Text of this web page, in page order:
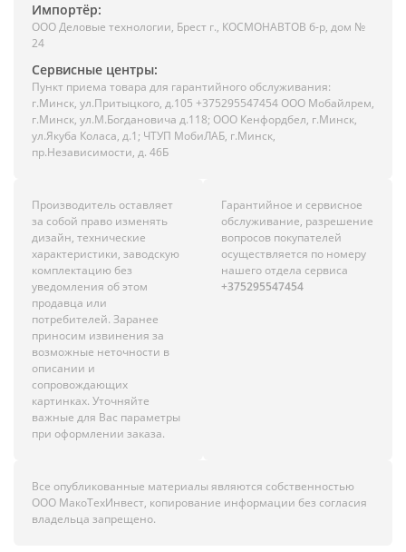
Импортёр:
ООО Деловые технологии, Брест г., КОСМОНАВТОВ б-р, дом №
24
Сервисные центры:
Пункт приема товара для гарантийного обслуживания:
г.Минск, ул.Притыцкого, д.105 +375295547454 ООО Мобайлрем,
г.Минск, ул.М.Богдановича д.118; ООО Кенфордбел, г.Минск,
ул.Якуба Коласа, д.1; ЧТУП МобиЛАБ, г.Минск,
пр.Независимости, д. 46Б
Производитель оставляет
за собой право изменять
дизайн, технические
характеристики, заводскую
комплектацию без
уведомления об этом
продавца или
потребителей. Заранее
приносим извинения за
возможные неточности в
описании и
сопровождающих
картинках. Уточняйте
важные для Вас параметры
при оформлении заказа.
Гарантийное и сервисное
обслуживание, разрешение
вопросов покупателей
осуществляется по номеру
нашего отдела сервиса
+375295547454
Все опубликованные материалы являются собственностью
ООО МакоТехИнвест, копирование информации без согласия
владельца запрещено.